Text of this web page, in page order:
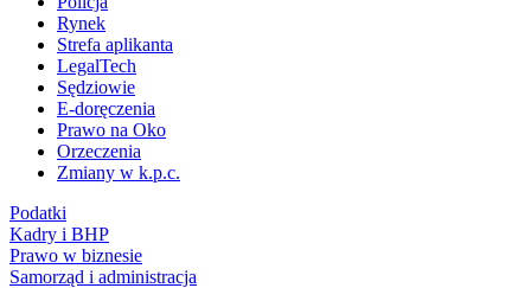
Rynek
Strefa aplikanta
LegalTech
Sędziowie
E-doręczenia
Prawo na Oko
Orzeczenia
Zmiany w k.p.c.
Podatki
Kadry i BHP
Prawo w biznesie
Samorząd i administracja